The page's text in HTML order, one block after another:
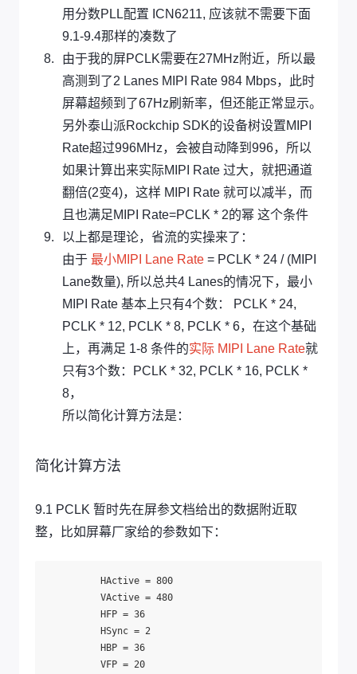
用分数PLL配置 ICN6211, 应该就不需要下面
9.1-9.4那样的凑数了
由于我的屏PCLK需要在27MHz附近，所以最
高测到了2 Lanes MIPI Rate 984 Mbps，此时
屏幕超频到了67Hz刷新率，但还能正常显示。
另外泰山派Rockchip SDK的设备树设置MIPI
Rate超过996MHz，会被自动降到996，所以
如果计算出来实际MIPI Rate 过大，就把通道
翻倍(2变4)，这样 MIPI Rate 就可以减半，而
且也满足MIPI Rate=PCLK * 2的幂 这个条件
以上都是理论，省流的实操来了：
由于 最小MIPI Lane Rate = PCLK * 24 / (MIPI
Lane数量), 所以总共4 Lanes的情况下，最小
MIPI Rate 基本上只有4个数： PCLK * 24,
PCLK * 12, PCLK * 8, PCLK * 6，在这个基础
上，再满足 1-8 条件的实际 MIPI Lane Rate就
只有3个数：PCLK * 32, PCLK * 16, PCLK *
8，
所以简化计算方法是：
简化计算方法
9.1 PCLK 暂时先在屏参文档给出的数据附近取
整，比如屏幕厂家给的参数如下：
HActive = 800
VActive = 480
HFP = 36
HSync = 2
HBP = 36
VFP = 20